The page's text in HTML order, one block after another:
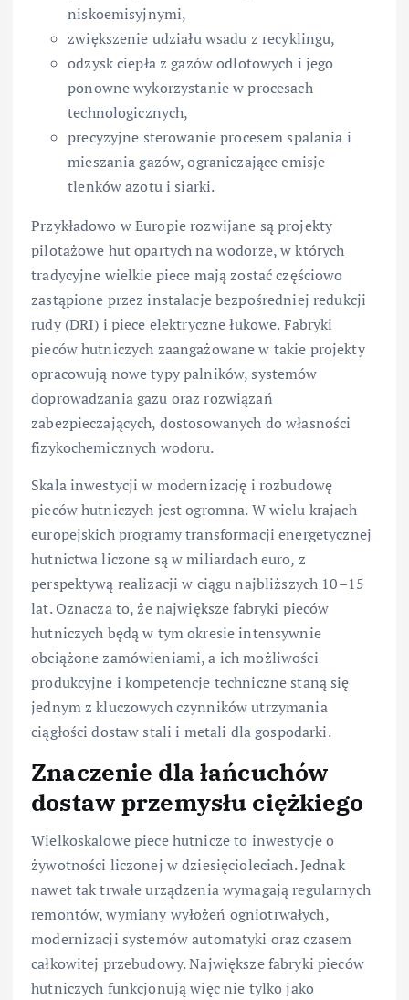
niskoemisyjnymi,
zwiększenie udziału wsadu z recyklingu,
odzysk ciepła z gazów odlotowych i jego
ponowne wykorzystanie w procesach
technologicznych,
precyzyjne sterowanie procesem spalania i
mieszania gazów, ograniczające emisje
tlenków azotu i siarki.
Przykładowo w Europie rozwijane są projekty
pilotażowe hut opartych na wodorze, w których
tradycyjne wielkie piece mają zostać częściowo
zastąpione przez instalacje bezpośredniej redukcji
rudy (DRI) i piece elektryczne łukowe. Fabryki
pieców hutniczych zaangażowane w takie projekty
opracowują nowe typy palników, systemów
doprowadzania gazu oraz rozwiązań
zabezpieczających, dostosowanych do własności
fizykochemicznych wodoru.
Skala inwestycji w modernizację i rozbudowę
pieców hutniczych jest ogromna. W wielu krajach
europejskich programy transformacji energetycznej
hutnictwa liczone są w miliardach euro, z
perspektywą realizacji w ciągu najbliższych 10–15
lat. Oznacza to, że największe fabryki pieców
hutniczych będą w tym okresie intensywnie
obciążone zamówieniami, a ich możliwości
produkcyjne i kompetencje techniczne staną się
jednym z kluczowych czynników utrzymania
ciągłości dostaw stali i metali dla gospodarki.
Znaczenie dla łańcuchów
dostaw przemysłu ciężkiego
Wielkoskalowe piece hutnicze to inwestycje o
żywotności liczonej w dziesięcioleciach. Jednak
nawet tak trwałe urządzenia wymagają regularnych
remontów, wymiany wyłożeń ogniotrwałych,
modernizacji systemów automatyki oraz czasem
całkowitej przebudowy. Największe fabryki pieców
hutniczych funkcjonują więc nie tylko jako